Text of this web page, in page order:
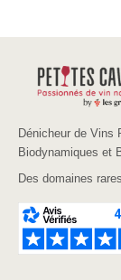
Dénicheur de Vins
Biodynamiques et
Des domaines